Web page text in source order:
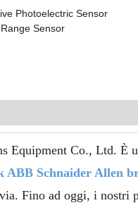
Equipment Co., Ltd. È
ABB Schnaider Allen
Fino ad oggi, i nostri